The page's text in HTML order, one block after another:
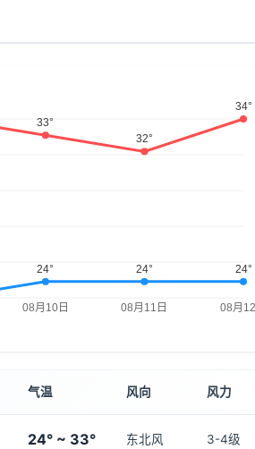
气温 风向 风力
24° ~ 33° 东北风 3-4级